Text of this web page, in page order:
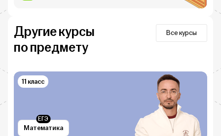
Другие курсы
по предмету
Все курсы
Математика
ЕГЭ
11 класс